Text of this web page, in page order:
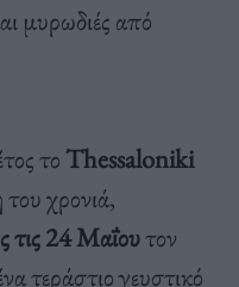
μυρωδιές από
το Thessaloniki
χρονιά,
τις 24 Μαΐουτον
τεράστιο γευστικό